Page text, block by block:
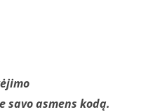
savo asmens kodą.